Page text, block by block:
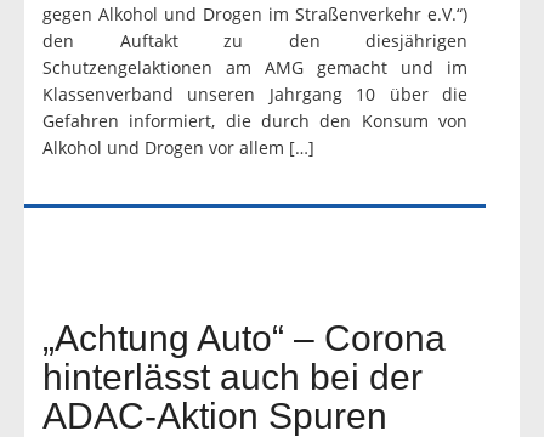
gegen Alkohol und Drogen im Straßenverkehr e.V.“)
den Auftakt zu den diesjährigen
Schutzengelaktionen am AMG gemacht und im
Klassenverband unseren Jahrgang 10 über die
Gefahren informiert, die durch den Konsum von
Alkohol und Drogen vor allem […]
„Achtung Auto“ – Corona
hinterlässt auch bei der
ADAC-Aktion Spuren